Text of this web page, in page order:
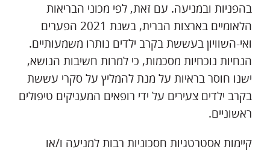
בהפניות ובמניעה. עם זאת, לפי מכוני הבריאות
הלאומיים בארצות הברית, בשנת 2021 הפערים
ואי-השוויון בעששת בקרב ילדים נותרו משמעותיים.
הנחיות נוכחיות מסכמות, כי למרות חשיבות הנושא,
ישנו חוסר בראיות על מנת להמליץ על סקרי עששת
בקרב ילדים צעירים על ידי רופאים המעניקים טיפולים
ראשוניים.
קיימות אסטרטגיות חסכוניות רבות למניעה ו/או